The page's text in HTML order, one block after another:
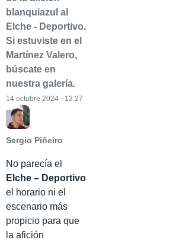
blanquiazul al
Elche - Deportivo.
Si estuviste en el
Martínez Valero,
búscate en
nuestra galería.
Sergio Piñeiro
14 octubre 2024 - 12:27
No parecía el
Elche – Deportivo
el horario ni el
escenario más
propicio para que
la afición